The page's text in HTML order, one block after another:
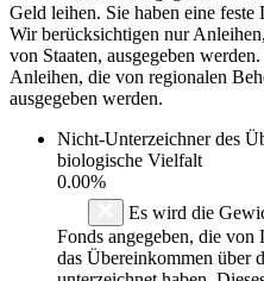
Geld leihen. Sie haben eine
Wir berücksichtigen nur
von Staaten, ausgegeben
Anleihen, die von regionalen
ausgegeben werden.
Nicht-Unterzeichner des
biologische Vielfalt
0.00%
Es wird die
Fonds angegeben, die von
das Übereinkommen über